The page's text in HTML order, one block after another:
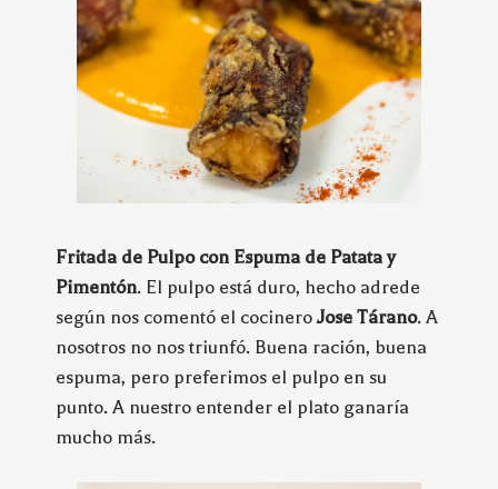
Fritada de Pulpo con Espuma de Patata y
Pimentón. El pulpo está duro, hecho adrede
según nos comentó el cocineroJose Tárano. A
nosotros no nos triunfó. Buena ración, buena
espuma, pero preferimos el pulpo en su
punto. A nuestro entender el plato ganaría
mucho más.